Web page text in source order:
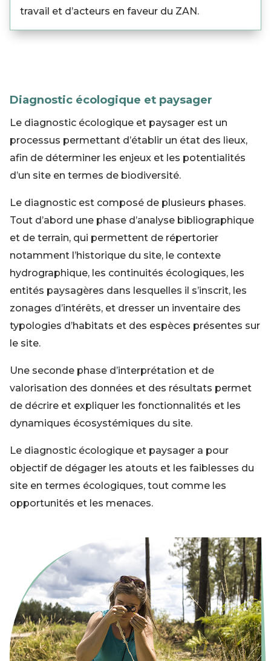
travail et d’acteurs en faveur du ZAN.
Diagnostic écologique et paysager
Le diagnostic écologique et paysager est un
processus permettant d’établir un état des lieux,
afin de déterminer les enjeux et les potentialités
d’un site en termes de biodiversité.
Le diagnostic est composé de plusieurs phases.
Tout d’abord une phase d’analyse bibliographique
et de terrain, qui permettent de répertorier
notamment l’historique du site, le contexte
hydrographique, les continuités écologiques, les
entités paysagères dans lesquelles il s’inscrit, les
zonages d’intérêts, et dresser un inventaire des
typologies d’habitats et des espèces présentes sur
le site.
Une seconde phase d’interprétation et de
valorisation des données et des résultats permet
de décrire et expliquer les fonctionnalités et les
dynamiques écosystémiques du site.
Le diagnostic écologique et paysager a pour
objectif de dégager les atouts et les faiblesses du
site en termes écologiques, tout comme les
opportunités et les menaces.